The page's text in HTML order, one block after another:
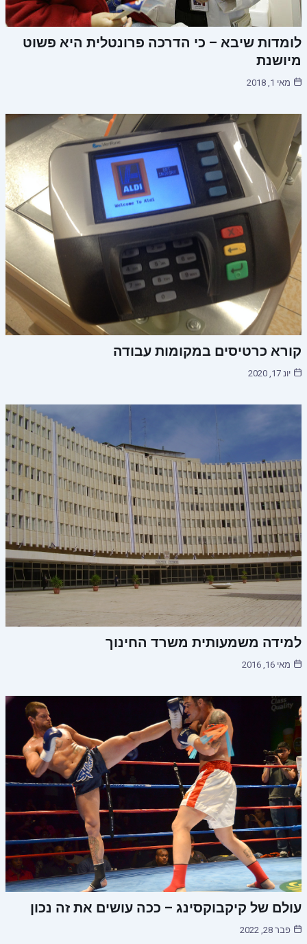
לומדות שיבא – כי הדרכה פרונטלית היא פשוט
מיושנת
מאי 1, 2018
קורא כרטיסים במקומות עבודה
יונ 17, 2020
למידה משמעותית משרד החינוך
מאי 16, 2016
עולם של קיקבוקסינג – ככה עושים את זה נכון
פבר 28, 2022